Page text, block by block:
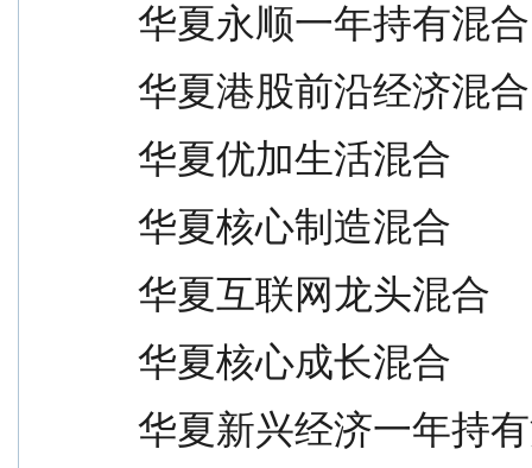
华夏永顺一年持有混合
华夏港股前沿经济混合
华夏优加生活混合
华夏核心制造混合
华夏互联网龙头混合
华夏核心成长混合
华夏新兴经济一年持有